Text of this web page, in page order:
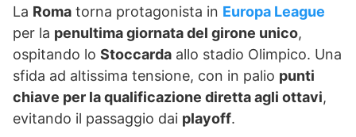
La Roma torna protagonista in Europa League
per la penultima giornata del girone unico,
ospitando lo Stoccarda allo stadio Olimpico. Una
sfida ad altissima tensione, con in palio punti
chiave per la qualificazione diretta agli ottavi,
evitando il passaggio dai playoff.